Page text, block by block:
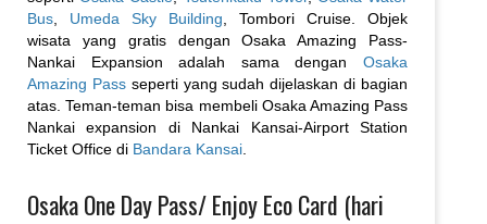
Bus
Umeda Sky Building , Tombori Cruise. Objek
wisata yang gratis dengan Osaka Amazing Pass-
Nankai Expansion adalah sama dengan Osaka
Amazing Passseperti yang sudah dijelaskan di bagian
atas. Teman-teman bisa membeli Osaka Amazing Pass
Nankai expansion di Nankai Kansai-Airport Station
Ticket Office di Bandara Kansai
Osaka One Day Pass/ Enjoy Eco Card (hari